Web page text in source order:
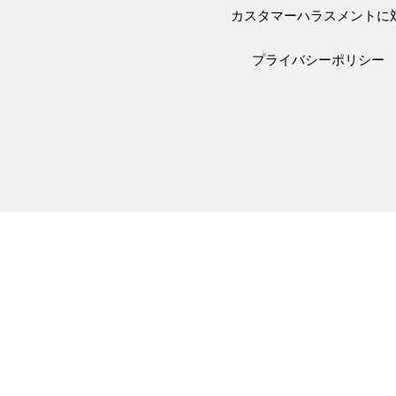
カスタマーハラスメントに
プライバシーポリシー